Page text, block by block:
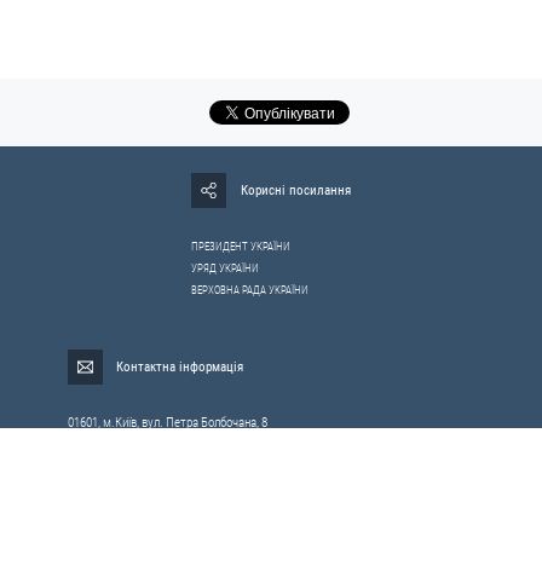
Корисні посилання
ПРЕЗИДЕНТ УКРАЇНИ
УРЯД УКРАЇНИ
ВЕРХОВНА РАДА УКРАЇНИ
Контактна інформація
01601, м.Київ, вул. Петра Болбочана, 8